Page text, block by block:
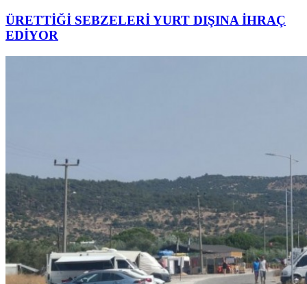
ÜRETTİĞİ SEBZELERİ YURT DIŞINA İHRAÇ
EDİYOR